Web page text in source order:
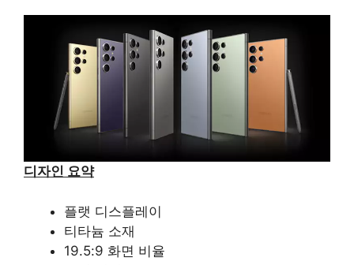
디자인 요약
플랫 디스플레이
티타늄 소재
19.5:9 화면 비율